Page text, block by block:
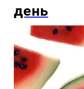
день